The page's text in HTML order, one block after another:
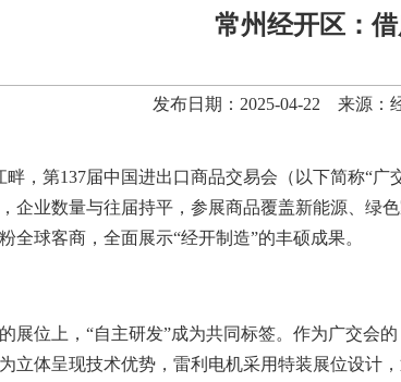
常州经开区：
发布日期：2025-04-22 来源：
畔，第137届中国进出口商品交易会（以下简称“
企业数量与往届持平，参展商品覆盖新能源、绿
全球客商，全面展示“经开制造”的丰硕成果。
展位上，“自主研发”成为共同标签。作为广交会
立体呈现技术优势，雷利电机采用特装展位设计